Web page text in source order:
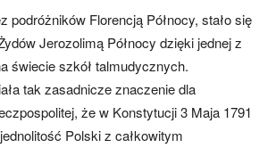
podróżników Florencją Północy, stało się
Jerozolimą Północy dzięki jednej z
świecie szkół talmudycznych.
tak zasadnicze znaczenie dla
że w Konstytucji 3 Maja 1791
Polski z całkowitym